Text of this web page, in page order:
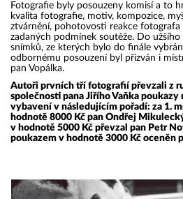
Fotografie byly posouzeny komisí a to
kvalita fotografie, motiv, kompozice,
ztvárnění, pohotovosti reakce fotografa
zadaných podmínek soutěže. Do
snímků, ze kterých bylo do finále
odbornému posouzení byl přizván i
pan Vopálka.
Autoři prvních tří fotografií převzali z
společnosti pana Jiřího Vaňka
vybavení v následujícím pořadí: za 1.
hodnotě 8000 Kč pan Ondřej
v hodnotě 5000 Kč převzal pan Petr
poukazem v hodnotě 3000 Kč oceněn